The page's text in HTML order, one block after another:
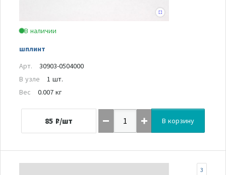
В наличии
шплинт
Арт.
30903-0504000
В узле
1 шт.
Вес
0.007 кг
85 ₽/шт В корзину
3